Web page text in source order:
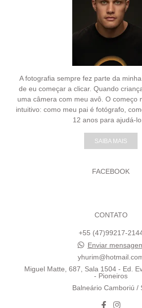
A fotografia sempre fez parte da
de eu começar a clicar. Quando
uma câmera com meu avô. O começo
intuitivo: como meu pai é fotógrafo,
12 anos para ajudá-
SAIBA MAIS
FACEBOOK
CONTATO
+55 (47)99217-
Enviar
Miguel Matte, 687, Sala 1504 - Ed.
- Pioneiros
Balneário Camboriú /